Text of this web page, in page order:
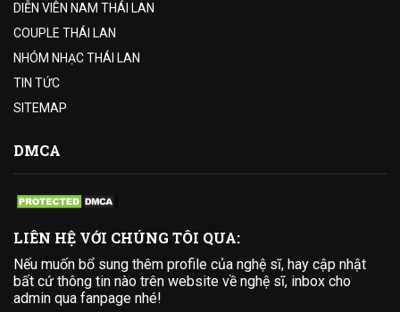
DIỄN VIÊN NAM THÁI LAN
COUPLE THÁI LAN
NHÓM NHẠC THÁI LAN
TIN TỨC
SITEMAP
DMCA
LIÊN HỆ VỚI CHÚNG TÔI QUA:
Nếu muốn bổ sung thêm profile của nghệ sĩ, hay cập nhật
bất cứ thông tin nào trên website về nghệ sĩ, inbox cho
admin qua fanpage nhé!